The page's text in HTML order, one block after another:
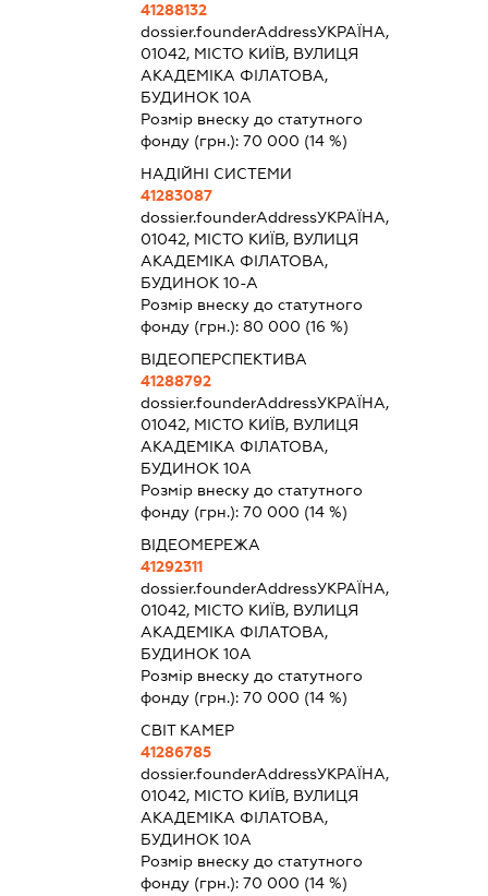
41288132
dossier.founderAddressУКРАЇНА,
01042, МІСТО КИЇВ, ВУЛИЦЯ
АКАДЕМІКА ФІЛАТОВА,
БУДИНОК 10А
Розмір внеску до статутного
фонду (грн.):70 000 (14 %)
НАДІЙНІ СИСТЕМИ
41283087
dossier.founderAddressУКРАЇНА,
01042, МІСТО КИЇВ, ВУЛИЦЯ
АКАДЕМІКА ФІЛАТОВА,
БУДИНОК 10-А
Розмір внеску до статутного
фонду (грн.):80 000 (16 %)
ВІДЕОПЕРСПЕКТИВА
41288792
dossier.founderAddressУКРАЇНА,
01042, МІСТО КИЇВ, ВУЛИЦЯ
АКАДЕМІКА ФІЛАТОВА,
БУДИНОК 10А
Розмір внеску до статутного
фонду (грн.):70 000 (14 %)
ВІДЕОМЕРЕЖА
41292311
dossier.founderAddressУКРАЇНА,
01042, МІСТО КИЇВ, ВУЛИЦЯ
АКАДЕМІКА ФІЛАТОВА,
БУДИНОК 10А
Розмір внеску до статутного
фонду (грн.):70 000 (14 %)
СВІТ КАМЕР
41286785
dossier.founderAddressУКРАЇНА,
01042, МІСТО КИЇВ, ВУЛИЦЯ
АКАДЕМІКА ФІЛАТОВА,
БУДИНОК 10А
Розмір внеску до статутного
фонду (грн.):70 000 (14 %)